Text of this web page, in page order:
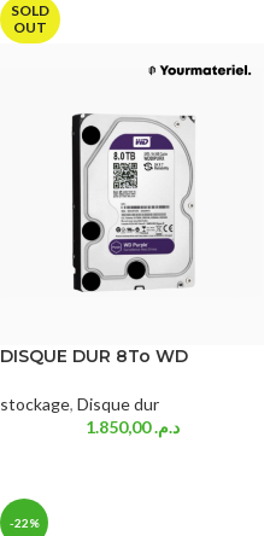
SOLD
OUT
DISQUE DUR 8To WD
stockage, Disque dur
د.م.1.850,00
-22%